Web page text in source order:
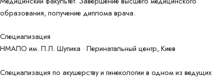
образования, получение диплома врача.
Специализация
НМАПО им. П.Л. Шупика · Перинатальный центр, Киев
Специализация по акушерству и гинекологии в одном из ведущих